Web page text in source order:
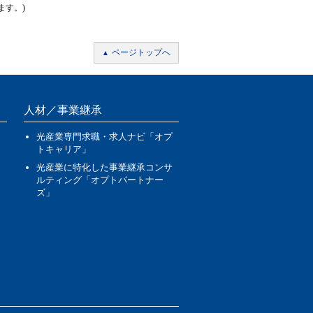
す。)
ページトップへ
人材／事業継承
光産業専門求職・求人ナビ「オプ
トキャリア」
光産業に特化した事業継承コンサ
ルティング「オプトパートナー
ズ」